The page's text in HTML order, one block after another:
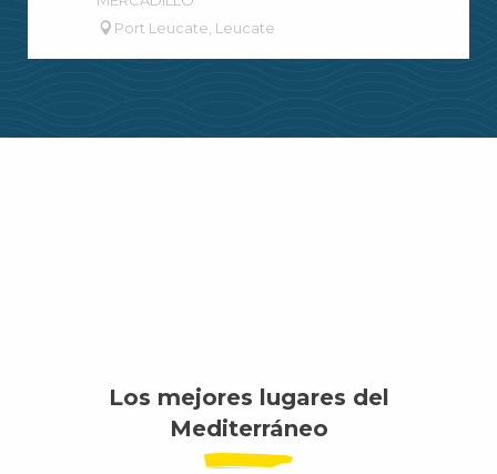
Port Leucate, Leucate
Los mejores lugares del
Mediterráneo